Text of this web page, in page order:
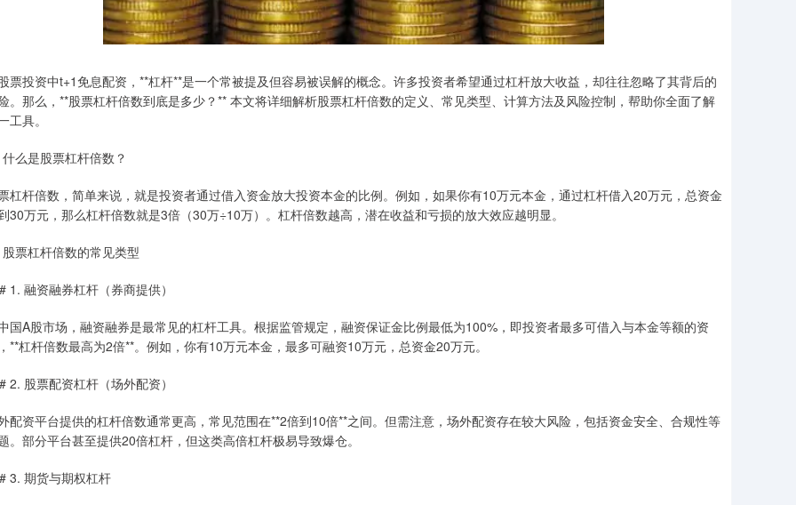
票投资中t+1免息配资，**杠杆**是一个常被提及但容易被误解的概念。许多投资者希望通过杠杆放大收益，却往往忽略了其背后的
。那么，**股票杠杆倍数到底是多少？** 本文将详细解析股票杠杆倍数的定义、常见类型、计算方法及风险控制，帮助你全面了解
工具。
么是股票杠杆倍数？
杠杆倍数，简单来说，就是投资者通过借入资金放大投资本金的比例。例如，如果你有10万元本金，通过杠杆借入20万元，总资金
30万元，那么杠杆倍数就是3倍（30万÷10万）。杠杆倍数越高，潜在收益和亏损的放大效应越明显。
票杠杆倍数的常见类型
1. 融资融券杠杆（券商提供）
国A股市场，融资融券是最常见的杠杆工具。根据监管规定，融资保证金比例最低为100%，即投资者最多可借入与本金等额的资
**杠杆倍数最高为2倍**。例如，你有10万元本金，最多可融资10万元，总资金20万元。
2. 股票配资杠杆（场外配资）
配资平台提供的杠杆倍数通常更高，常见范围在**2倍到10倍**之间。但需注意，场外配资存在较大风险，包括资金安全、合规性等
。部分平台甚至提供20倍杠杆，但这类高倍杠杆极易导致爆仓。
3. 期货与期权杠杆